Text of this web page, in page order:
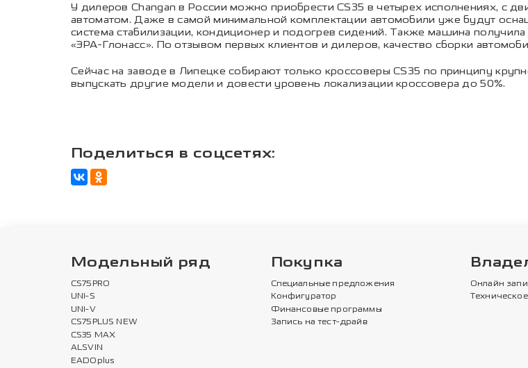
У дилеров Changan в России можно приобрести CS35 в четырех исполнениях, с
автоматом. Даже в самой минимальной комплектации автомобили уже будут
система стабилизации, кондиционер и подогрев сидений. Также машина
«ЭРА-Глонасс». По отзывом первых клиентов и дилеров, качество сборки
Сейчас на заводе в Липецке собирают только кроссоверы CS35 по принципу
выпускать другие модели и довести уровень локализации кроссовера до 50%.
Поделиться в соцсетях:
Модельный ряд
CS75PRO
UNI-S
UNI-V
CS75PLUS NEW
CS35 MAX
ALSVIN
EADOplus
Покупка
Специальные предложения
Конфигуратор
Финансовые программы
Запись на тест-драйв
Онлайн